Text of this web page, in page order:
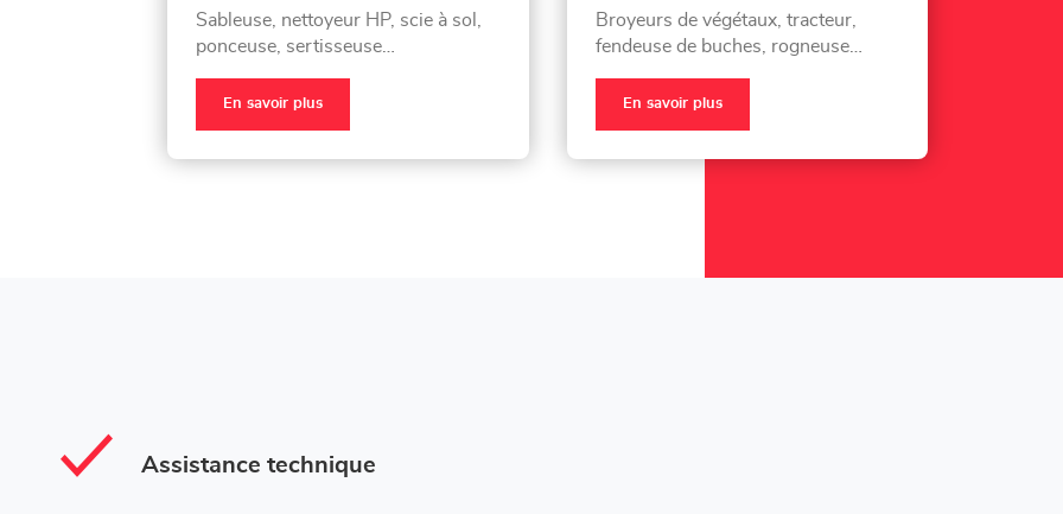
Sableuse, nettoyeur HP, scie à sol,
ponceuse, sertisseuse…
En savoir plus
Broyeurs de végétaux, tracteur,
fendeuse de buches, rogneuse…
En savoir plus
Assistance technique